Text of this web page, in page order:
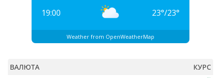
19:00 23°/23°
Weather from OpenWeatherMap
ВАЛЮТА
КУРС